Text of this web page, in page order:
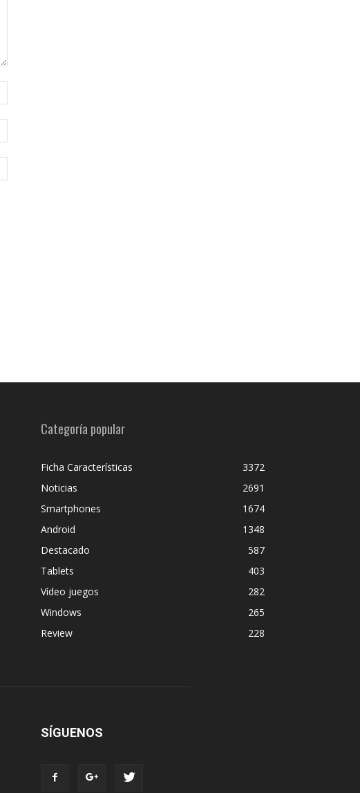
Categoría popular
Ficha Características
3372
Noticias
2691
Smartphones
1674
Android
1348
Destacado
587
Tablets
403
Vídeo juegos
282
Windows
265
Review
228
SÍGUENOS